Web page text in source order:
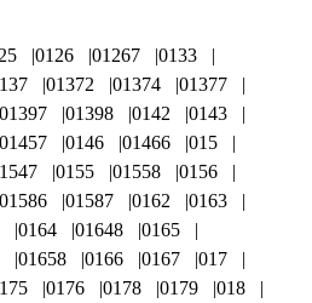
0126 01267
0133
01372 01374
01377
01397 01398 0142
0143
01457 0146 01466
015
0155 01558
0156
01586 01587 0162
0163
0164 01648
0165
01658 0166 0167
017
0176 0178 0179 018